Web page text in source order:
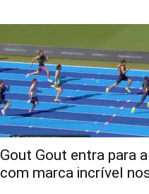
Gout Gout entra para
com marca incrível